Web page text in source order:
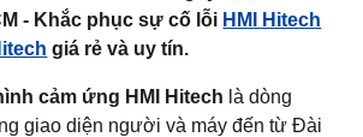
- Khắc phục sự cố lỗi HMI Hitech
giá rẻ và uy tín.
cảm ứng HMI Hitech là dòng
giao diện người và máy đến từ Đài